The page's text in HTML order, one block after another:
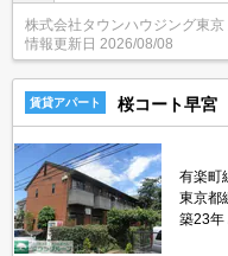
介可能です！！迷われて
株式会社タウンハウジング東京
情報更新日 2026/08/08
賃貸アパート 桜コート早宮
有楽町
東京都
築23年